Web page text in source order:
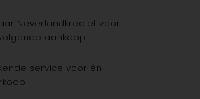
Neverlandkrediet voor
aankoop
service voor én